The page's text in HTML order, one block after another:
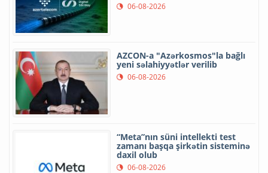
06-08-2026
AZCON-a "Azərkosmos"la bağlı
yeni səlahiyyətlər verilib
06-08-2026
“Meta”nın süni intellekti test
zamanı başqa şirkətin sisteminə
daxil olub
06-08-2026